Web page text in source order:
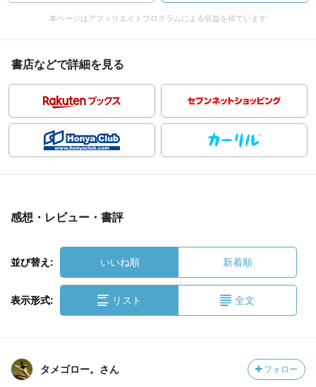
本ページはアフィリエイトプログラムによる収益を得ています
書店などで詳細を見る
感想・レビュー・書評
並び替え: いいね順 新着順
表示形式: リスト 全文
タメゴロー。さん フォロー